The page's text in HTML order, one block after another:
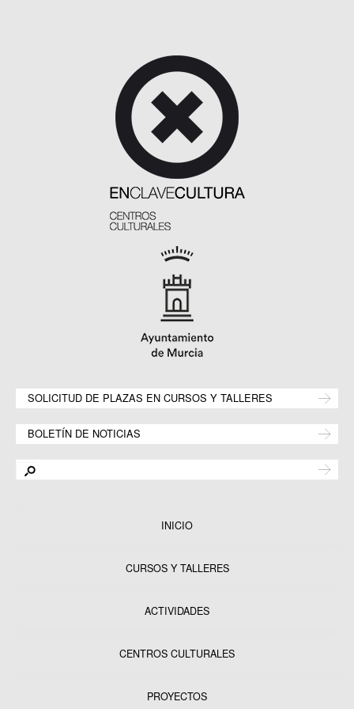
SOLICITUD DE PLAZAS EN CURSOS Y TALLERES
BOLETÍN DE NOTICIAS
INICIO
CURSOS Y TALLERES
ACTIVIDADES
CENTROS CULTURALES
PROYECTOS